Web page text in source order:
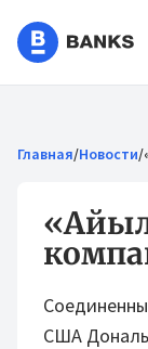
Главная/Новости/
США